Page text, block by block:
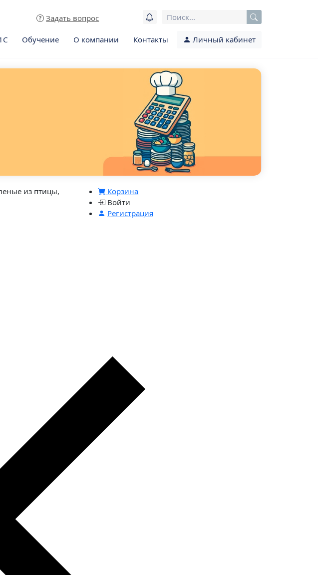
Задать вопрос
Обучение О компании Контакты Личный кабинет
из птицы,
Корзина
Войти
Регистрация